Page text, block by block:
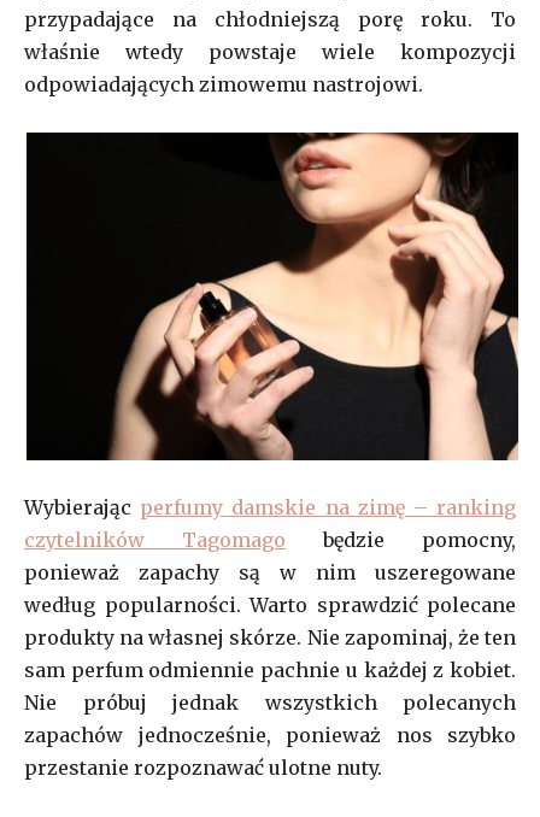
przypadające na chłodniejszą porę roku. To
właśnie wtedy powstaje wiele kompozycji
odpowiadających zimowemu nastrojowi.
Wybierając perfumy damskie na zimę – ranking
czytelników Tagomago będzie pomocny,
ponieważ zapachy są w nim uszeregowane
według popularności. Warto sprawdzić polecane
produkty na własnej skórze. Nie zapominaj, że ten
sam perfum odmiennie pachnie u każdej z kobiet.
Nie próbuj jednak wszystkich polecanych
zapachów jednocześnie, ponieważ nos szybko
przestanie rozpoznawać ulotne nuty.